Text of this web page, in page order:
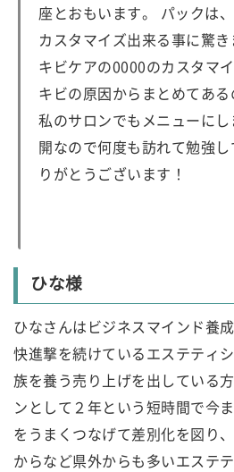
座とおもいます。 パックは
カスタマイズ出来る事に驚き
キビケアの0000のカスタマイ
キビの原因からまとめてある
私のサロンでもメニューに
開なので何度も訪れて勉強
りがとうございます！
ひな様
ひなさんはビジネスマインド養
快進撃を続けているエステティ
族を養う売り上げを出している
ンとして２年という短時間で今
をうまくつなげて差別化を図り
からなど県外からも多いエステテ